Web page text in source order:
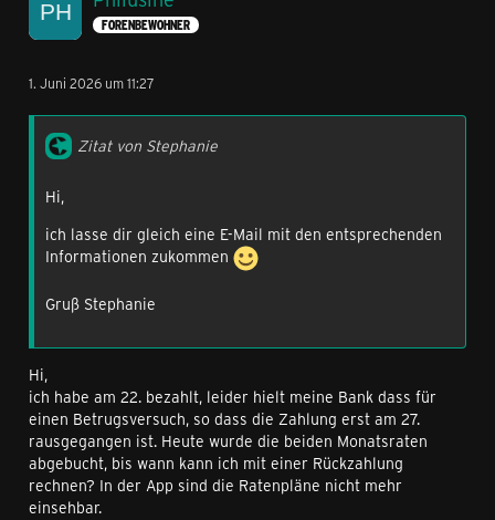
FORENBEWOHNER
1. Juni 2026 um 11:27
Zitat von Stephanie
Hi,
ich lasse dir gleich eine E-Mail mit den entsprechenden
Informationen zukommen
Gruß Stephanie
Hi,
ich habe am 22. bezahlt, leider hielt meine Bank dass für
einen Betrugsversuch, so dass die Zahlung erst am 27.
rausgegangen ist. Heute wurde die beiden Monatsraten
abgebucht, bis wann kann ich mit einer Rückzahlung
rechnen? In der App sind die Ratenpläne nicht mehr
einsehbar.